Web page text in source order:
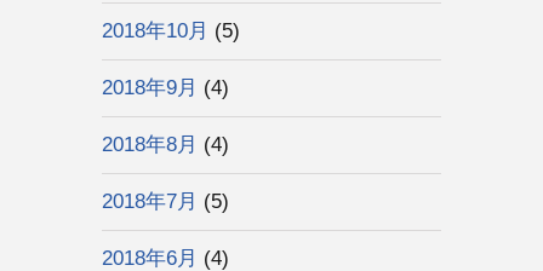
2018年10月 (5)
2018年9月 (4)
2018年8月 (4)
2018年7月 (5)
2018年6月 (4)